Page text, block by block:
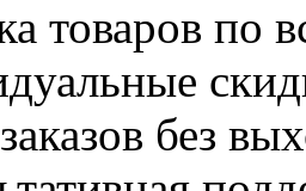
товаров по
без